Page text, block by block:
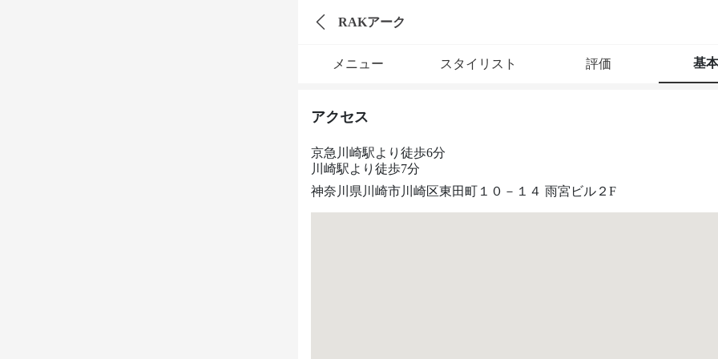
RAKアーク
メニュー スタイリスト 評価 基
アクセス
京急川崎駅より徒歩6分
川崎駅より徒歩7分
神奈川県川崎市川崎区東田町１０－１４ 雨宮ビル２F